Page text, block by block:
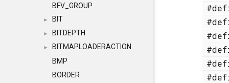
BFV_GROUP
► BIT
► BITDEPTH
►
BITMAPLOADERACTION
BMP
BORDER